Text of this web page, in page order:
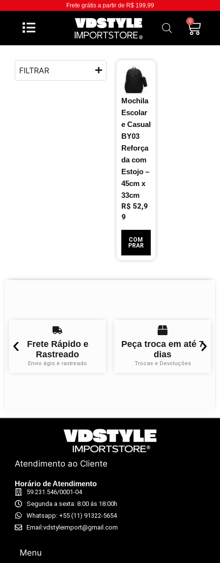
Frete grátis a partir de R$ 199,99
0
FILTRAR
Mochila
Escolar
e Casual
BY03
Reforça
da com
Estojo –
45cm x
33cm
R$52,9
9
COM
PRAR
Frete Rápido e
Rastreado
Envio ágio e rastreado
Peça troca em até 7
dias
Trocas e Devoluções
Atendimento ao Cliente
Horário de Atendimento
59.231.546/0001-04
Segunda a sexta: 8:00 ás 18:00h
Whatsapp: +55 (11) 91322-5654
Email:vdstyleimport@gmail.com
Menu